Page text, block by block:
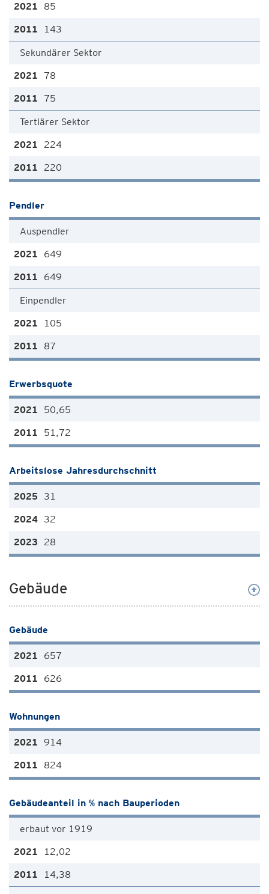
85
143
Sekundärer Sektor
78
75
Tertiärer Sektor
224
220
Pendler
Auspendler
649
649
Einpendler
105
87
Erwerbsquote
50,65
51,72
Arbeitslose Jahresdurchschnitt
31
32
28
Gebäude
Gebäude
657
626
Wohnungen
914
824
Gebäudeanteil in % nach Bauperioden
erbaut vor 1919
12,02
14,38